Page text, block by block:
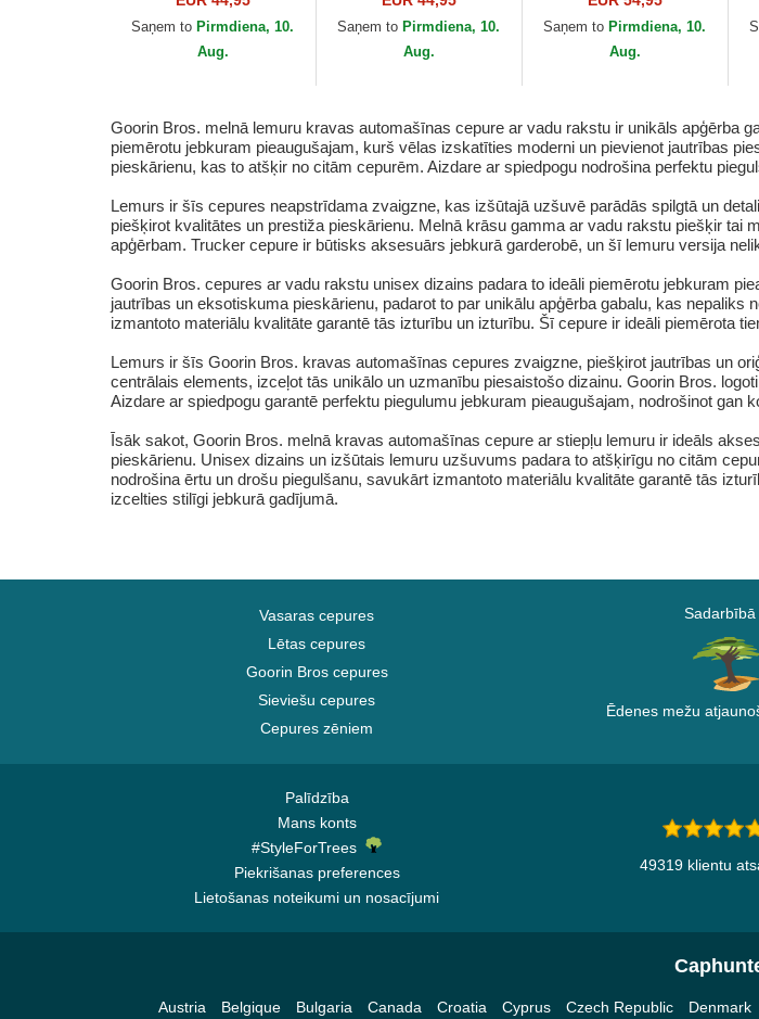
Metallic The Farm no
Goorin Bros.
Saņem to Pirmdiena, 10.
Aug.
The Farm no Goorin
Saņem to Pirmdiena, 10.
Aug.
Muertos The Farm no
Goorin Bros.
Saņem to Pirmdiena, 10.
Aug.
Goorin Bros. melnā lemuru kravas automašīnas cepure ar vadu rakstu ir unikāls apģērba
piemērotu jebkuram pieaugušajam, kurš vēlas izskatīties moderni un pievienot jautrības
pieskārienu, kas to atšķir no citām cepurēm. Aizdare ar spiedpogu nodrošina perfektu
Lemurs ir šīs cepures neapstrīdama zvaigzne, kas izšūtajā uzšuvē parādās spilgtā un
piešķirot kvalitātes un prestiža pieskārienu. Melnā krāsu gamma ar vadu rakstu piešķir tai
apģērbam. Trucker cepure ir būtisks aksesuārs jebkurā garderobē, un šī lemuru versija
Goorin Bros. cepures ar vadu rakstu unisex dizains padara to ideāli piemērotu jebkuram
jautrības un eksotiskuma pieskārienu, padarot to par unikālu apģērba gabalu, kas
izmantoto materiālu kvalitāte garantē tās izturību un izturību. Šī cepure ir ideāli piemērota
Lemurs ir šīs Goorin Bros. kravas automašīnas cepures zvaigzne, piešķirot jautrības un
centrālais elements, izceļot tās unikālo un uzmanību piesaistošo dizainu. Goorin Bros.
Aizdare ar spiedpogu garantē perfektu piegulumu jebkuram pieaugušajam, nodrošinot gan
Īsāk sakot, Goorin Bros. melnā kravas automašīnas cepure ar stiepļu lemuru ir ideāls
pieskārienu. Unisex dizains un izšūtais lemuru uzšuvums padara to atšķirīgu no citām
nodrošina ērtu un drošu piegulšanu, savukārt izmantoto materiālu kvalitāte garantē tās
izcelties stilīgi jebkurā gadījumā.
Vasaras cepures
Lētas cepures
Goorin Bros cepures
Sieviešu cepures
Cepures zēniem
Sadarbībā
Ēdenes mežu
Palīdzība
Mans konts
#StyleForTrees
Piekrišanas preferences
Lietošanas noteikumi un nosacījumi
49319 klientu
Austria Belgique Bulgaria Canada Croatia Cyprus Czech Republic Denmark